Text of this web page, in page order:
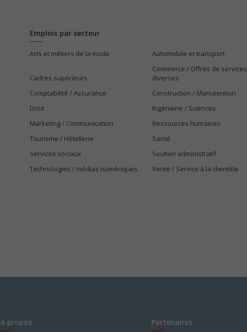
Emplois par secteur
Arts et métiers de la mode Automobile et transport
Cadres supérieurs
Commerce / Offres de services
diverses
Comptabilité / Assurance
Construction / Manutention
Droit
Ingénierie / Sciences
Marketing / Communication
Ressources humaines
Tourisme / Hôtellerie
Santé
Services sociaux
Soutien administratif
Technologies / médias numériques
Vente / Service à la clientèle
À propos Partenaires